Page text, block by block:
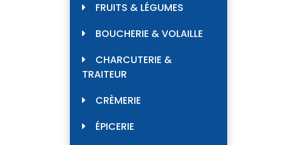
FRUITS & LÉGUMES
BOUCHERIE & VOLAILLE
CHARCUTERIE &
TRAITEUR
CRÈMERIE
ÉPICERIE